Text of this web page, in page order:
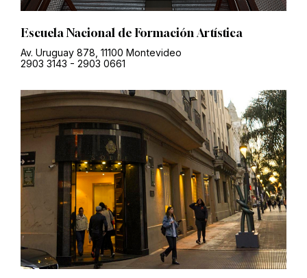
Escuela Nacional de Formación Artística
Av. Uruguay 878, 11100 Montevideo
2903 3143 - 2903 0661